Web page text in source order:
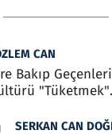
CAN
Bakıp
"Tüketmek"
SERKAN CAN